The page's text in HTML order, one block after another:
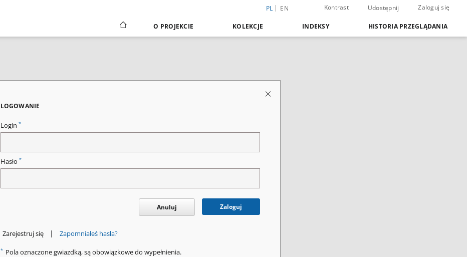
PL EN Kontrast Udostępnij Zaloguj się
O PROJEKCIE KOLEKCJE INDEKSY HISTORIA PRZEGLĄDANIA
LOGOWANIE
Login *
Hasło *
Anuluj Zaloguj
Zarejestruj się | Zapomniałeś hasła?
* Pola oznaczone gwiazdką, są obowiązkowe do wypełnienia.